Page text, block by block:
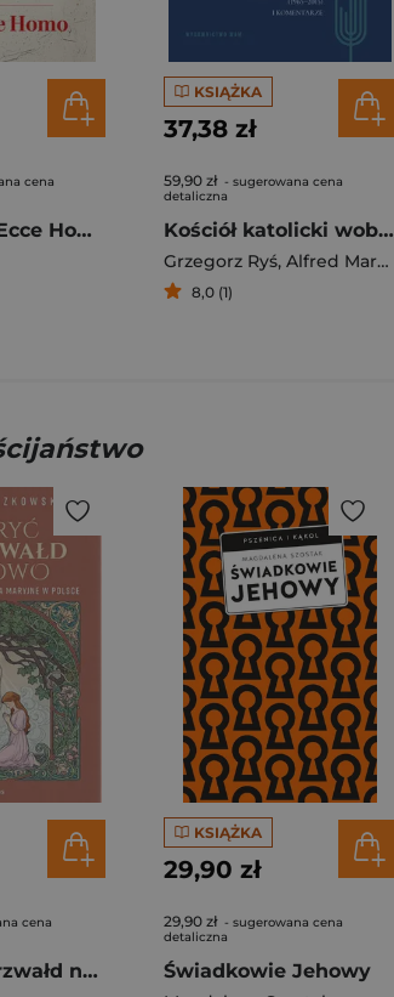
cena
Mandatum. Ecce Homo
KSIĄŻKA
37,38 zł
59,90 zł - sugerowana cena
detaliczna
Kościół katolicki wobec Żydów i judaizmu. Dokumenty Stolicy Apostolskiej (1965–2015) i komentarze
Grzegorz Ryś, Alfred Marek Wierzbicki
8,0 (1)
cena
Odkryć Gietrzwałd na nowo. Jedyne uznane objawienia maryjne w Polsce
KSIĄŻKA
29,90 zł
29,90 zł - sugerowana cena
detaliczna
Świadkowie Jehowy